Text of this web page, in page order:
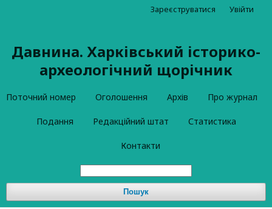
Давнина. Харківський історико-
археологічний щорічник
Поточний номер Оголошення Архів Про журнал
Подання Редакційний штат Статистика
Контакти
Пошук
Зареєструватися Увійти